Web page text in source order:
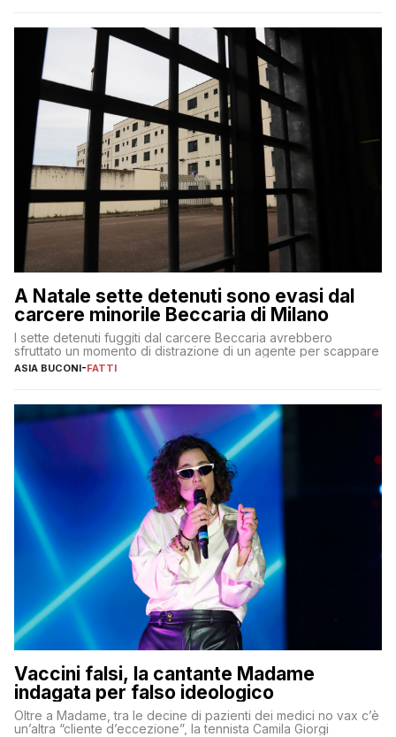
A Natale sette detenuti sono evasi dal
carcere minorile Beccaria di Milano
I sette detenuti fuggiti dal carcere Beccaria avrebbero
sfruttato un momento di distrazione di un agente per scappare
ASIA BUCONI-FATTI
Vaccini falsi, la cantante Madame
indagata per falso ideologico
Oltre a Madame, tra le decine di pazienti dei medici no vax c’è
un’altra “cliente d’eccezione”, la tennista Camila Giorgi